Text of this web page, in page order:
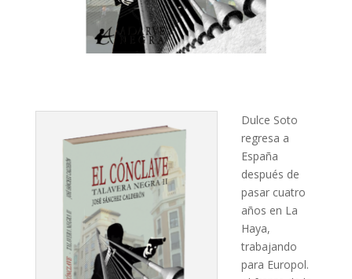
Dulce Soto
regresa a
España
después de
pasar cuatro
años en La
Haya,
trabajando
para Europol.